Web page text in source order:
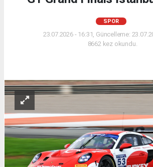
SPOR
23.07.2026 - 16:31, Güncelleme:
8662 kez okundu.